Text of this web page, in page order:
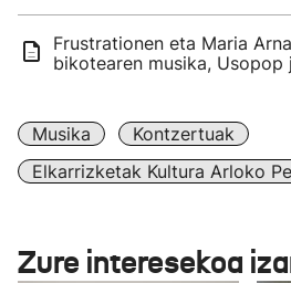
Frustrationen eta Maria
bikotearen musika, Usopop
Musika
Kontzertuak
Elkarrizketak Kultura Arloko
Zure interesekoa